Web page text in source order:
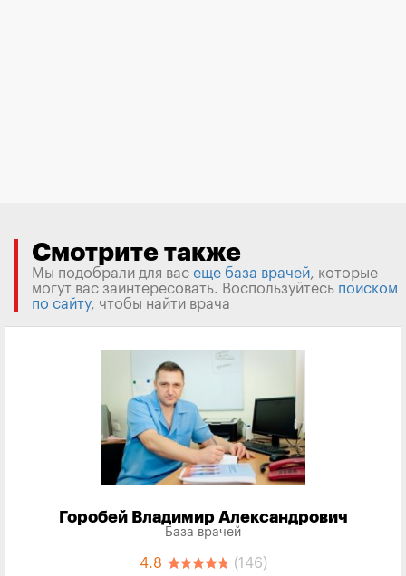
Смотрите также
Мы подобрали для вас еще база врачей, которые
могут вас заинтересовать. Воспользуйтесь поиском
по сайту, чтобы найти врача
Горобей Владимир Александрович
База врачей
4.8 (146)